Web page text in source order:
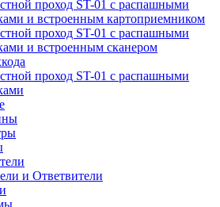
проход ST-01 с распашными
и встроенным картоприемником
проход ST-01 с распашными
и встроенным сканером
проход ST-01 с распашными
и Ответвители